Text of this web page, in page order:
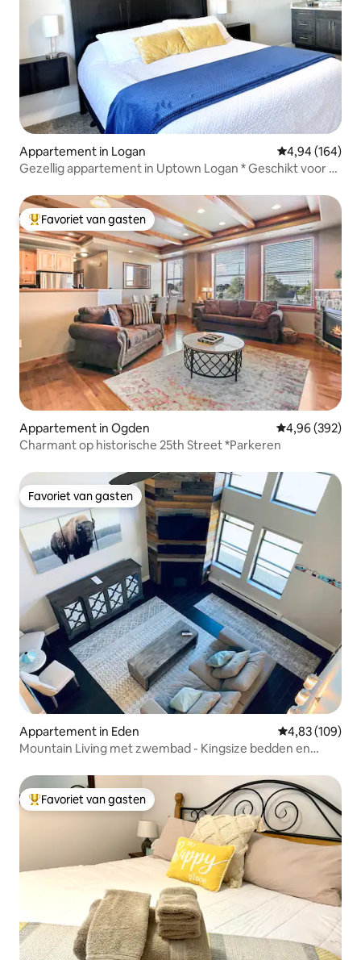
Appartement in Logan Gemiddelde
4,94 (164)
Gezellig appartement in Uptown Logan * Geschikt voor 10
Topfavoriet van gasten
Favoriet van gasten
Appartement in Ogden Gemiddelde
4,96 (392)
Charmant op historische 25th Street *Parkeren
Favoriet van gasten
Favoriet van gasten
Appartement in Eden Gemiddelde
4,83 (109)
Mountain Living met zwembad - Kingsize bedden en
Topfavoriet van gasten
Favoriet van gasten